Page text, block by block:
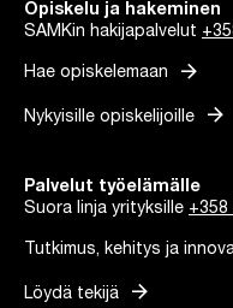
Opiskelu ja hakeminen
SAMKin hakijapalvelut
Hae opiskelemaan arrow_forward
Nykyisille opiskelijoille arrow_forward
Palvelut työelämälle
Suora linja yrityksille +358
Tutkimus, kehitys ja
Löydä tekijä arrow_forward